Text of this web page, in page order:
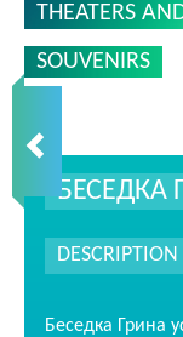
THEATERS
SOUVENIRS
БЕСЕДКА
DESCRIPTION
Беседка Грина